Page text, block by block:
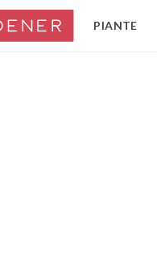
PIANTE